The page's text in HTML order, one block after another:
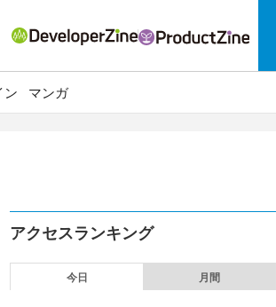
ン マンガ
アクセスランキング
今日 月間